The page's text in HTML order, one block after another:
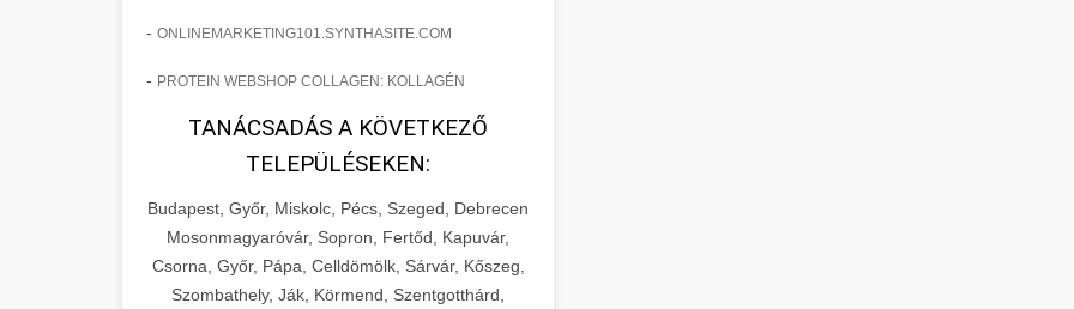
- ONLINEMARKETING101.SYNTHASITE.COM
- PROTEIN WEBSHOP COLLAGEN: KOLLAGÉN
TANÁCSADÁS A KÖVETKEZŐ
TELEPÜLÉSEKEN:
Budapest, Győr, Miskolc, Pécs, Szeged, Debrecen
Mosonmagyaróvár, Sopron, Fertőd, Kapuvár,
Csorna, Győr, Pápa, Celldömölk, Sárvár, Kőszeg,
Szombathely, Ják, Körmend, Szentgotthárd,